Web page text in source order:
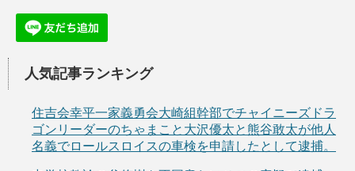
人気記事ランキング
住吉会幸平一家義勇会大崎組幹部でチャイニーズドラ
ゴンリーダーのちゃまこと大沢優太と熊谷敢太が他人
名義でロールスロイスの車検を申請したとして逮捕。